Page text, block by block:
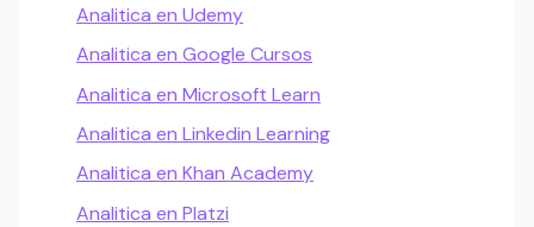
Analitica en Udemy
Analitica en Google Cursos
Analitica en Microsoft Learn
Analitica en Linkedin Learning
Analitica en Khan Academy
Analitica en Platzi